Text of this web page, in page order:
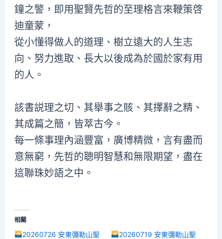
鐘之警，即用聖賢先哲的至理格言來鞭策啓
迪童蒙，
從小懂得做人的道理、樹立遠大的人生志
向、努力進取、長大以後成為於國於家有用
的人。
該書説理之切、其舉事之賅、其擇辭之精、
其成篇之簡，皆萃古今。
每一條事理內涵豐富，廣博精微，言有盡而
意無窮，先哲的聰明智慧和無限期望，盡在
這聯珠妙語之中。
相關
20260726 安東彌勒山聖
20260719 安東彌勒山聖